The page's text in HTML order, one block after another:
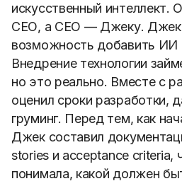
искусственный интеллект.
СЕО, а СЕО — Джеку. Джек
возможность добавить ИИ
Внедрение технологии
но это реально. Вместе с
оценил сроки разработки,
груминг. Перед тем, как
Джек составил
stories и acceptance criteria,
понимала, какой должен